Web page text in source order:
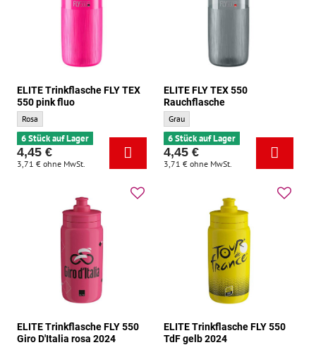
ELITE Trinkflasche FLY TEX
550 pink fluo
ELITE Trinkflasche FLY TEX 550 pink fluo - Grundfarbe:
Rosa
6 Stück auf Lager
4,45 €
3,71 € ohne MwSt.
ELITE FLY TEX 550
Rauchflasche
ELITE FLY TEX 550 Rauchflasche -
Grau
6 Stück auf Lager
4,45 €
3,71 € ohne MwSt.
ELITE Trinkflasche FLY 550
Giro D'Italia rosa 2024
ELITE Trinkflasche FLY 550
TdF gelb 2024